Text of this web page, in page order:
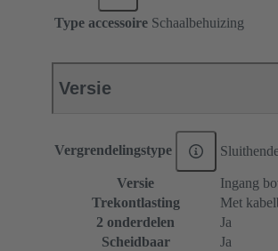
Type accessoire Schaalbehuizing
Versie
Vergrendelingstype
Versie
Ingang
Trekontlasting
Met
2 onderdelen
Ja
Scheidbaar
Ja